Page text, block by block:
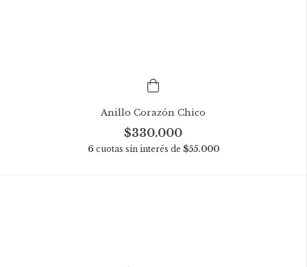
Anillo Corazón Chico
$330.000
6 cuotas sin interés de $55.000